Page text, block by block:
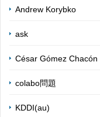
Andrew Korybko
ask
César Gómez Chacón
colabo問題
KDDI(au)